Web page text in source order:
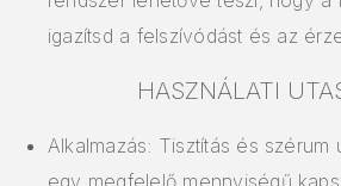
igazítsd a felszívódást és az
HASZNÁLATI
Alkalmazás: Tisztítás és szérum